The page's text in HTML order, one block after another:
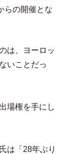
らの開催とな
は、ヨーロッ
いことだっ
場権を手にし
は「28年ぶり